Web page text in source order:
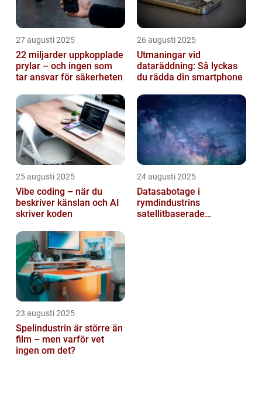
27 augusti 2025
22 miljarder uppkopplade
prylar – och ingen som
tar ansvar för säkerheten
26 augusti 2025
Utmaningar vid
dataräddning: Så lyckas
du rädda din smartphone
25 augusti 2025
Vibe coding – när du
beskriver känslan och AI
skriver koden
24 augusti 2025
Datasabotage i
rymdindustrins
satellitbaserade
23 augusti 2025
Spelindustrin är större än
film – men varför vet
ingen om det?